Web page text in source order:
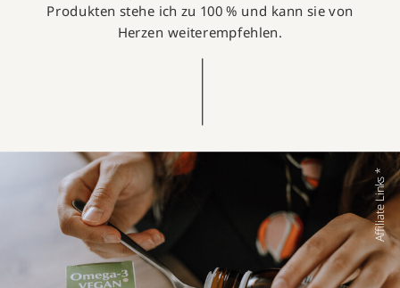
Produkten stehe ich zu 100 % und kann sie von
Herzen weiterempfehlen.
Affiliate Links *